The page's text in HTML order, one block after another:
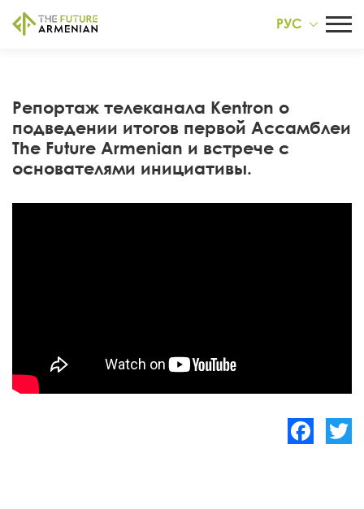
РУС
Репортаж телеканала Kentron о
подведении итогов первой Ассамблеи
The Future Armenian и встрече с
основателями инициативы.